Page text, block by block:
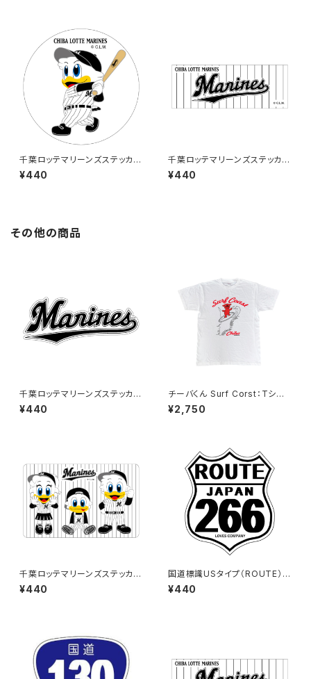
千葉ロッテマリーンズステッカー
8
¥440
千葉ロッテマリーンズステッカー
9
¥440
その他の商品
千葉ロッテマリーンズステッカー
16
¥440
チーバくん Surf Corst：Tシャ
ツ（White）
¥2,750
千葉ロッテマリーンズステッカー
10
¥440
国道標識USタイプ（ROUTE）ス
テッカー 266号線（ホワイト）
¥440